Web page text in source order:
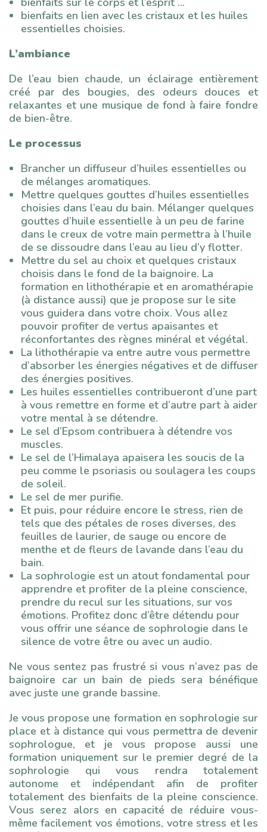
bienfaits en lien avec les cristaux et les huiles
essentielles choisies.
L’ambiance
De l’eau bien chaude, un éclairage entièrement
créé par des bougies, des odeurs douces et
relaxantes et une musique de fond à faire fondre
de bien-être.
Le processus
Brancher un diffuseur d’huiles essentielles ou
de mélanges aromatiques.
Mettre quelques gouttes d’huiles essentielles
choisies dans l’eau du bain. Mélanger quelques
gouttes d’huile essentielle à un peu de farine
dans le creux de votre main permettra à l’huile
de se dissoudre dans l’eau au lieu d’y flotter.
Mettre du sel au choix et quelques cristaux
choisis dans le fond de la baignoire. La
formation en lithothérapie et en aromathérapie
(à distance aussi) que je propose sur le site
vous guidera dans votre choix. Vous allez
pouvoir profiter de vertus apaisantes et
réconfortantes des règnes minéral et végétal.
La lithothérapie va entre autre vous permettre
d’absorber les énergies négatives et de diffuser
des énergies positives.
Les huiles essentielles contribueront d’une part
à vous remettre en forme et d’autre part à aider
votre mental à se détendre.
Le sel d’Epsom contribuera à détendre vos
muscles.
Le sel de l’Himalaya apaisera les soucis de la
peu comme le psoriasis ou soulagera les coups
de soleil.
Le sel de mer purifie.
Et puis, pour réduire encore le stress, rien de
tels que des pétales de roses diverses, des
feuilles de laurier, de sauge ou encore de
menthe et de fleurs de lavande dans l’eau du
bain.
La sophrologie est un atout fondamental pour
apprendre et profiter de la pleine conscience,
prendre du recul sur les situations, sur vos
émotions. Profitez donc d’être détendu pour
vous offrir une séance de sophrologie dans le
silence de votre être ou avec un audio.
Ne vous sentez pas frustré si vous n’avez pas de
baignoire car un bain de pieds sera bénéfique
avec juste une grande bassine.
Je vous propose une formation en sophrologie sur
place et à distance qui vous permettra de devenir
sophrologue, et je vous propose aussi une
formation uniquement sur le premier degré de la
sophrologie qui vous rendra totalement
autonome et indépendant afin de profiter
totalement des bienfaits de la pleine conscience.
Vous serez alors en capacité de réduire vous-
même facilement vos émotions, votre stress et les